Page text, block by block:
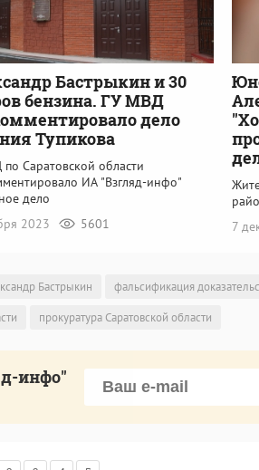
Бастрыкин и 30
бензина. ГУ МВД
дело
Тупикова
Саратовской области
ИА "Взгляд-инфо"
дело
2023
5601
7
Бастрыкин
фальсификация
прокуратура Саратовской области
инфо"